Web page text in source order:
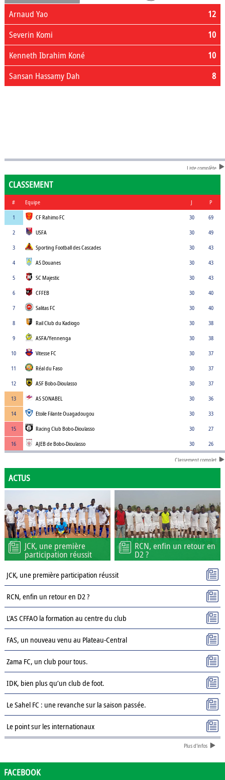
12
Arnaud Yao
10
Severin Komi
10
Kenneth Ibrahim Koné
8
Sansan Hassamy Dah
Liste complète
CLASSEMENT
# Equipe J
P
1
CF Rahimo FC 30
69
2
USFA 30
49
3
Sporting Football des Cascades 30
43
4
AS Douanes 30
43
5
SC Majestic 30
43
6
CFFEB 30
40
7
Salitas FC 30
40
8
Rail Club du Kadiogo 30
38
9
ASFA/Yennenga 30
38
10
Vitesse FC 30
37
11
Réal du Faso 30
37
12
ASF Bobo-Dioulasso 30
37
13
AS SONABEL 30
36
14
Etoile Filante Ouagadougou 30
33
15
Racing Club Bobo-Dioulasso 30
27
16
AJEB de Bobo-Dioulasso 30 26
Classement complet
ACTUS
JCK, une première
participation réussit
RCN, enfin un retour en
D2 ?
JCK, une première participation réussit
RCN, enfin un retour en D2 ?
L’AS CFFAO la formation au centre du club
FAS, un nouveau venu au Plateau-Central
Zama FC, un club pour tous.
IDK, bien plus qu’un club de foot.
Le Sahel FC : une revanche sur la saison passée.
Le point sur les internationaux
Présentation des clubs de D3 : ASPC Tenkodogo
Plus d'infos
FACEBOOK